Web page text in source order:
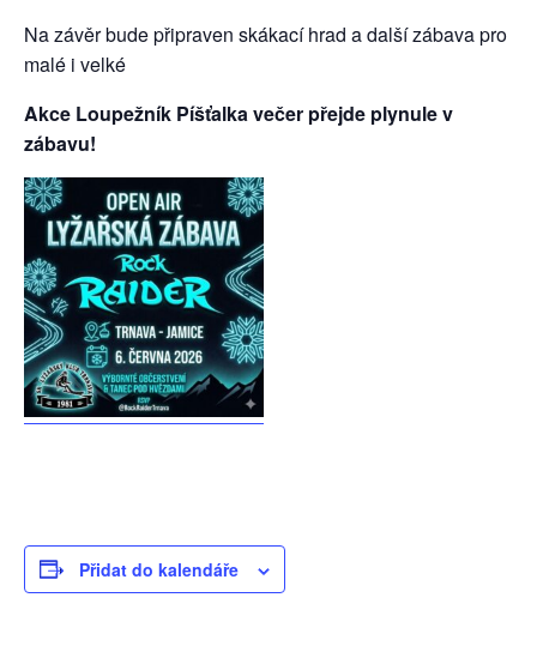
Na závěr bude připraven skákací hrad a další zábava pro
malé i velké
Akce Loupežník Píšťalka večer přejde plynule v
zábavu!
Přidat do kalendáře